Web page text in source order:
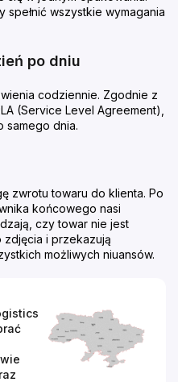
wszystkie wymagania
po dniu
codziennie. Zgodnie z
(Service Level Agreement),
samego dnia.
zwrotu towaru do klienta. Po
końcowego nasi
czy towar nie jest
i przekazują
możliwych niuansów.